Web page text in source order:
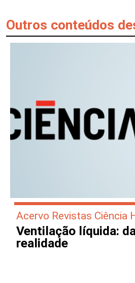
Outros conteúdos
Acervo Revistas Ciência
Ventilação líquida:
realidade